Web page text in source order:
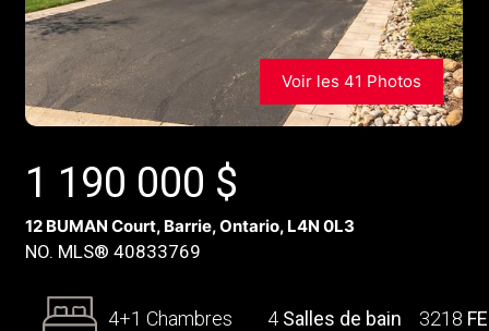
Voir les 41 Photos
1 190 000 $
12 BUMAN Court, Barrie, Ontario, L4N 0L3
NO. MLS® 40833769
4+1 Chambres 4 Salles de bain 3218